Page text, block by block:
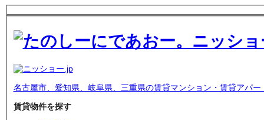
名古屋市、愛知県、岐阜県、三重県の賃貸マンション・賃貸アパー
賃貸物件を探す